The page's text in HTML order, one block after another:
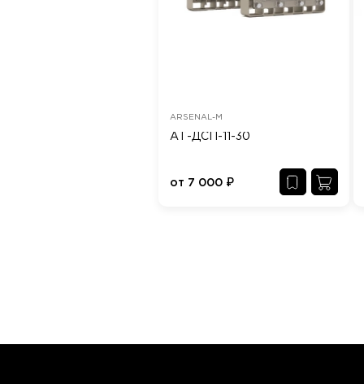
ARSENAL-M
АТ-ДСП-11-30
от 7 000 ₽